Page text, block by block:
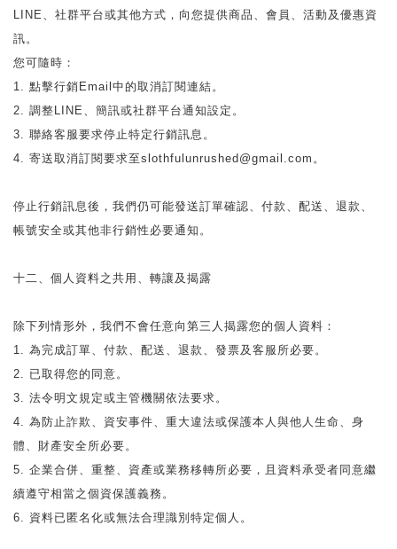
LINE、社群平台或其他方式，向您提供商品、會員、活動及優惠資
訊。
您可隨時：
1. 點擊行銷Email中的取消訂閱連結。
2. 調整LINE、簡訊或社群平台通知設定。
3. 聯絡客服要求停止特定行銷訊息。
4. 寄送取消訂閱要求至slothfulunrushed@gmail.com。
停止行銷訊息後，我們仍可能發送訂單確認、付款、配送、退款、
帳號安全或其他非行銷性必要通知。
十二、個人資料之共用、轉讓及揭露
除下列情形外，我們不會任意向第三人揭露您的個人資料：
1. 為完成訂單、付款、配送、退款、發票及客服所必要。
2. 已取得您的同意。
3. 法令明文規定或主管機關依法要求。
4. 為防止詐欺、資安事件、重大違法或保護本人與他人生命、身
體、財產安全所必要。
5. 企業合併、重整、資產或業務移轉所必要，且資料承受者同意繼
續遵守相當之個資保護義務。
6. 資料已匿名化或無法合理識別特定個人。